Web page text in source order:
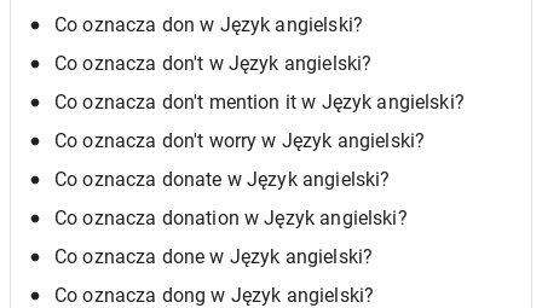
Co oznacza don w Język angielski?
Co oznacza don't w Język angielski?
Co oznacza don't mention it w Język angielski?
Co oznacza don't worry w Język angielski?
Co oznacza donate w Język angielski?
Co oznacza donation w Język angielski?
Co oznacza done w Język angielski?
Co oznacza dong w Język angielski?